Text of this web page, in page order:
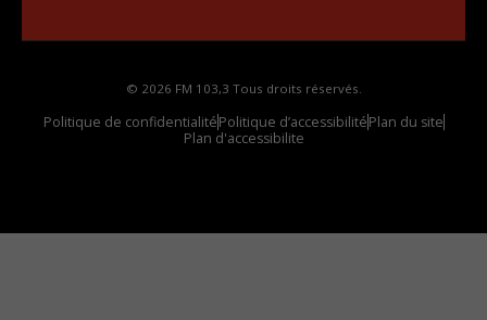
© 2026 FM 103,3 Tous droits réservés.
Politique de confidentialitéPolitique d’accessibilitéPlan du site
Plan d'accessibilite